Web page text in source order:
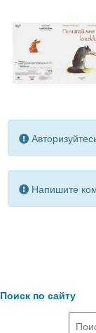
Напишите
Поиск по сайту